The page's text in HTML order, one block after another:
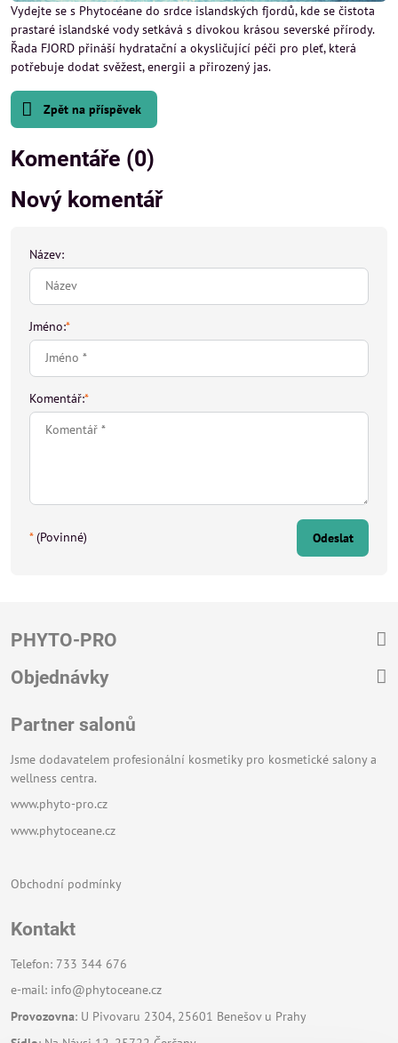
Vydejte se s Phytocéane do srdce islandských fjordů, kde se čistota
prastaré islandské vody setkává s divokou krásou severské přírody.
Řada FJORD přináší hydratační a okysličující péči pro pleť, která
potřebuje dodat svěžest, energii a přirozený jas.
Zpět na příspěvek
Komentáře (0)
Nový komentář
Název:
Jméno:*
Komentář:*
*(Povinné) Odeslat
PHYTO-PRO
Objednávky
Partner salonů
Jsme dodavatelem profesionální kosmetiky pro kosmetické salony a
wellness centra.
www.phyto-pro.cz
www.phytoceane.cz
Obchodní podmínky
Kontakt
Telefon: 733 344 676
e-mail: info@phytoceane.cz
Provozovna: U Pivovaru 2304, 25601 Benešov u Prahy